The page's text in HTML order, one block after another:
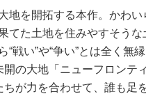
地を開拓する本作。かわ
てた土地を住みやすそう
“戦い”や“争い”とは全く
開の大地「ニューフロンテ
ちが力を合わせて、誰も足